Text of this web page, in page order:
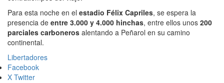
Para esta noche en el estadio Félix Capriles, se espera la
presencia de entre 3.000 y 4.000 hinchas, entre ellos unos 200
parciales carboneros alentando a Peñarol en su camino
continental.
Libertadores
Facebook
X Twitter